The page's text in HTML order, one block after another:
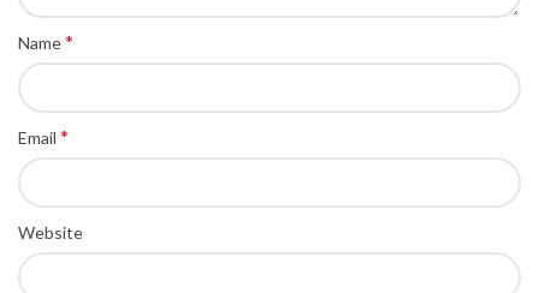
Name*
Email *
Website